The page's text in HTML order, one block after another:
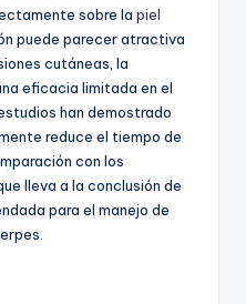
sobre la piel
puede parecer atractiva
cutáneas, la
eficacia limitada en el
han demostrado
reduce el tiempo de
con los
lleva a la conclusión de
para el manejo de